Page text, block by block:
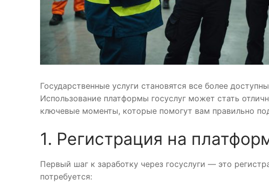
Государственные услуги становятся все более
Использование платформы госуслуг может стать
ключевые моменты, которые помогут вам правильно
1. Регистрация на
Первый шаг к заработку через госуслуги — это
потребуется: